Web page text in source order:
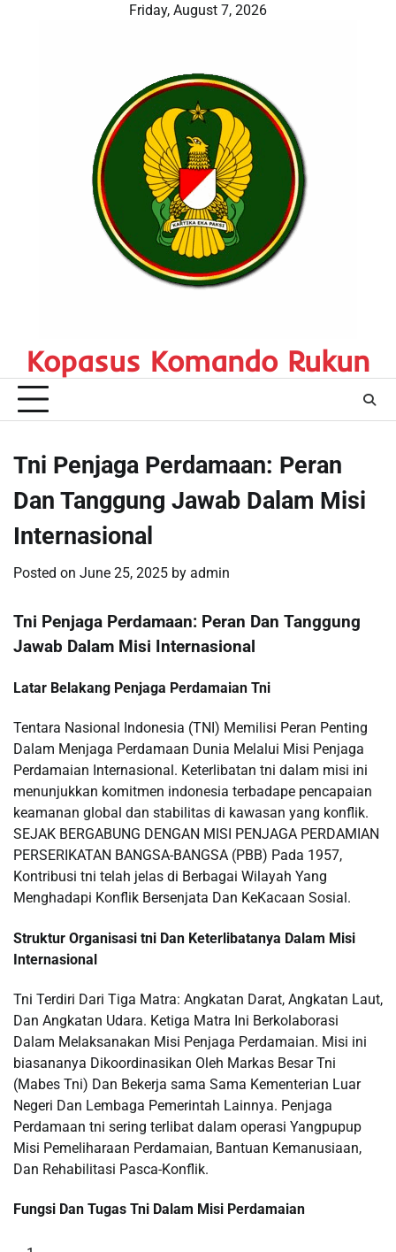
Friday, August 7, 2026
Kopasus Komando Rukun
Tni Penjaga Perdamaan: Peran
Dan Tanggung Jawab Dalam Misi
Internasional
Posted on June 25, 2025 by admin
Tni Penjaga Perdamaan: Peran Dan Tanggung
Jawab Dalam Misi Internasional
Latar Belakang Penjaga Perdamaian Tni
Tentara Nasional Indonesia (TNI) Memilisi Peran Penting
Dalam Menjaga Perdamaan Dunia Melalui Misi Penjaga
Perdamaian Internasional. Keterlibatan tni dalam misi ini
menunjukkan komitmen indonesia terbadape pencapaian
keamanan global dan stabilitas di kawasan yang konflik.
SEJAK BERGABUNG DENGAN MISI PENJAGA PERDAMIAN
PERSERIKATAN BANGSA-BANGSA (PBB) Pada 1957,
Kontribusi tni telah jelas di Berbagai Wilayah Yang
Menghadapi Konflik Bersenjata Dan KeKacaan Sosial.
Struktur Organisasi tni Dan Keterlibatanya Dalam Misi
Internasional
Tni Terdiri Dari Tiga Matra: Angkatan Darat, Angkatan Laut,
Dan Angkatan Udara. Ketiga Matra Ini Berkolaborasi
Dalam Melaksanakan Misi Penjaga Perdamaian. Misi ini
biasananya Dikoordinasikan Oleh Markas Besar Tni
(Mabes Tni) Dan Bekerja sama Sama Kementerian Luar
Negeri Dan Lembaga Pemerintah Lainnya. Penjaga
Perdamaan tni sering terlibat dalam operasi Yangpupup
Misi Pemeliharaan Perdamaian, Bantuan Kemanusiaan,
Dan Rehabilitasi Pasca-Konflik.
Fungsi Dan Tugas Tni Dalam Misi Perdamaian